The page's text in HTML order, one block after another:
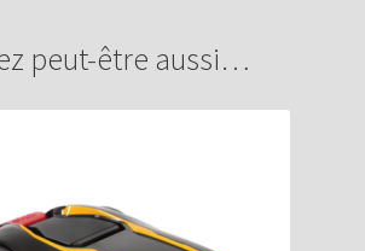
peut-être aussi…